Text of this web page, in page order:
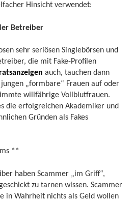
Hinsicht verwendet:
Betreiber
sehr seriösen Singlebörsen und
die mit Fake-Profilen
auch, tauchen dann
„formbare“ Frauen auf oder
willfährige Vollblutfrauen.
die erfolgreichen Akademiker und
Gründen als Fakes
**
haben Scammer „im Griff“,
zu tarnen wissen. Scammer
in Wahrheit nichts als Geld wollen